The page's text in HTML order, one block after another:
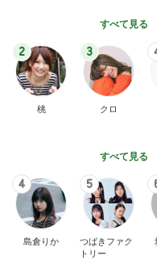
すべて見る
2
桃
3
クロ
すべて見る
4
島倉りか
5
つばきファク
トリー